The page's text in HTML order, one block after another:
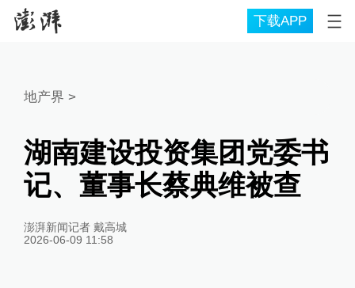
下载APP
地产界 >
湖南建设投资集团党委书
记、董事长蔡典维被查
澎湃新闻记者 戴高城
2026-06-09 11:58